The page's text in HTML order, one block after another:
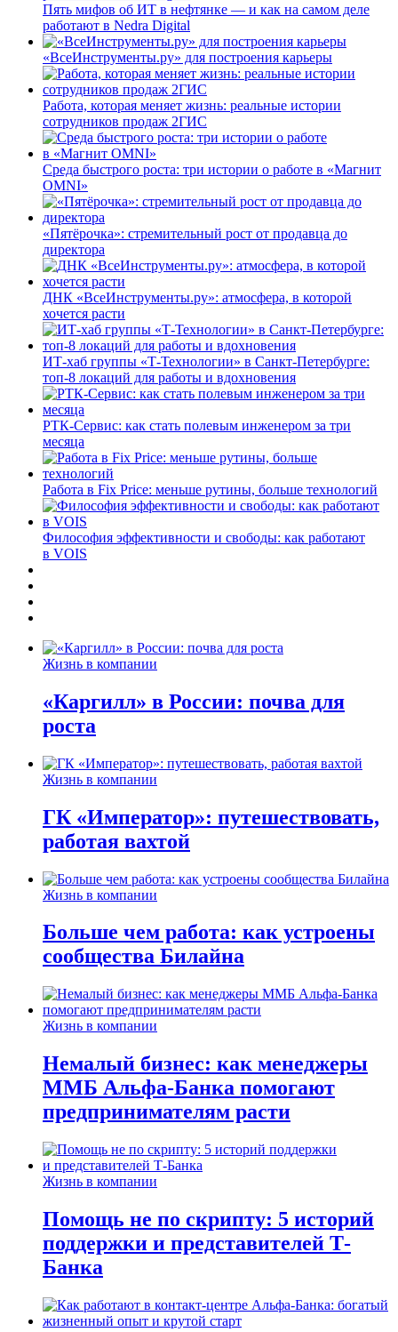
Пять мифов об ИТ в нефтянке — и как на самом деле
работают в Nedra Digital
«ВсеИнструменты.ру» для построения карьеры
Работа, которая меняет жизнь: реальные истории
сотрудников продаж 2ГИС
Среда быстрого роста: три истории о работе в «Магнит
OMNI»
«Пятёрочка»: стремительный рост от продавца до
директора
ДНК «ВсеИнструменты.ру»: атмосфера, в которой
хочется расти
ИТ-хаб группы «Т-Технологии» в Санкт-Петербурге:
топ-8 локаций для работы и вдохновения
РТК-Сервис: как стать полевым инженером за три
месяца
Работа в Fix Price: меньше рутины, больше технологий
Философия эффективности и свободы: как работают
в VOIS
Жизнь в компании
«Каргилл» в России: почва для
роста
Жизнь в компании
ГК «Император»: путешествовать,
работая вахтой
Жизнь в компании
Больше чем работа: как устроены
сообщества Билайна
Жизнь в компании
Немалый бизнес: как менеджеры
ММБ Альфа-Банка помогают
предпринимателям расти
Жизнь в компании
Помощь не по скрипту: 5 историй
поддержки и представителей Т-
Банка